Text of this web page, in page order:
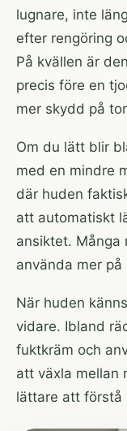
lugnare, inte
efter rengöring
På kvällen är
precis före en
mer skydd på
Om du lätt blir
med en mindre
där huden
att automatiskt
ansiktet.
använda mer
När huden
vidare. Ibland
fuktkräm och
att växla mellan
lättare att förstå